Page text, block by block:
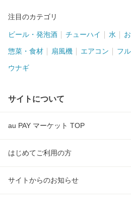
注目のカテゴリ
ビール・発泡酒 チューハイ 水
惣菜・食材 扇風機 エアコン フ
ウナギ
サイトについて
au PAY マーケット TOP
はじめてご利用の方
サイトからのお知らせ